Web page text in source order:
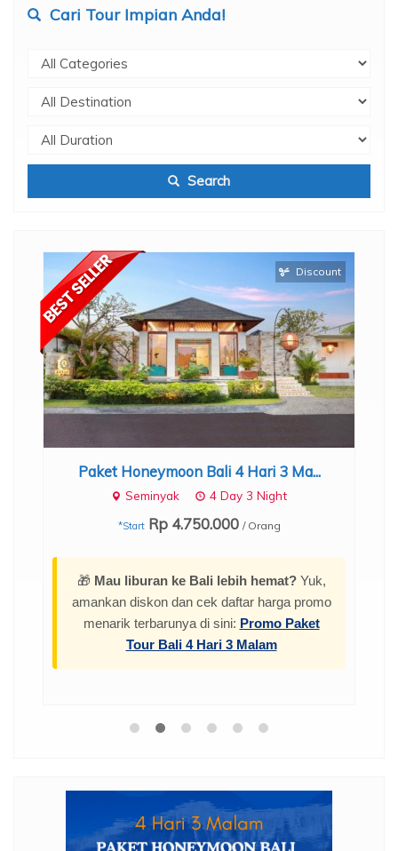
Cari Tour Impian Anda!
Search
Paket Honeymoon Bali 4 Hari 3 Ma...
Seminyak 4 Day 3 Night
*Start Rp 4.750.000 / Orang
🎁 Mau liburan ke Bali lebih hemat?Yuk,
amankan diskon dan cek daftar harga promo
menarik terbarunya di sini: Promo Paket
Tour Bali 4 Hari 3 Malam
Discount